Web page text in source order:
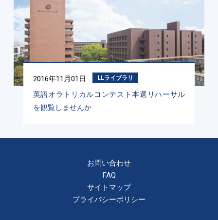
2016年11月01日 LLライブラリ
英語オラトリカルコンテスト本選リハーサル
を観覧しませんか
お問い合わせ
FAQ
サイトマップ
プライバシーポリシー